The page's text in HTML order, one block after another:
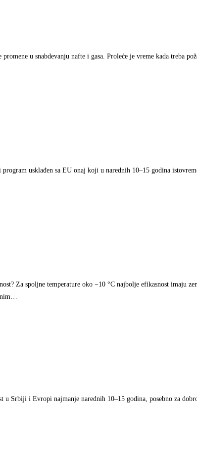
u snabdevanju nafte i gasa. Proleće je vreme kada treba
usklađen sa EU onaj koji u narednih 10–15 godina
Za spoljne temperature oko −10 °C najbolje efikasnost imaju
u Srbiji i Evropi najmanje narednih 10–15 godina, posebno za